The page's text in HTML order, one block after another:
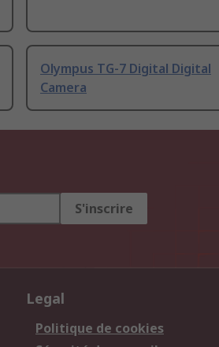
Olympus TG-7 Digital Digital
Camera
S'inscrire
Legal
Politique de cookies